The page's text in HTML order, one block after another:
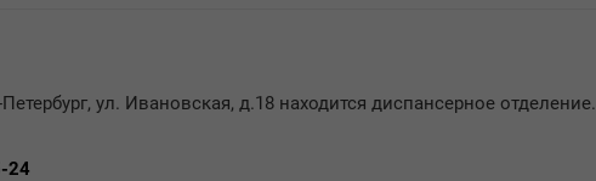
ул. Ивановская, д.18 находится диспансерное отделение.
24